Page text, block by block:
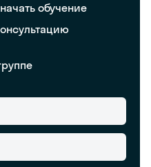
обучение